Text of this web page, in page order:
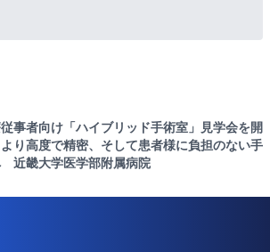
事者向け「ハイブリッド手術室」見学会を開
り高度で精密、そして患者様に負担のない手
近畿大学医学部附属病院